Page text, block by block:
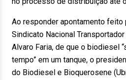
Ao responder apontamento
Sindicato Nacional
Alvaro Faria, de que o biodiesel
tempo” em um tanque, o
do Biodiesel e Bioquerosene